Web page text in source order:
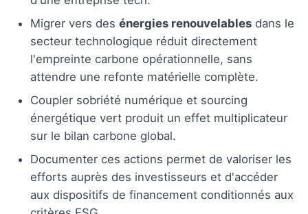
Migrer vers des énergies renouvelables dans le
secteur technologique réduit directement
l'empreinte carbone opérationnelle, sans
attendre une refonte matérielle complète.
Coupler sobriété numérique et sourcing
énergétique vert produit un effet multiplicateur
sur le bilan carbone global.
Documenter ces actions permet de valoriser les
efforts auprès des investisseurs et d'accéder
aux dispositifs de financement conditionnés aux